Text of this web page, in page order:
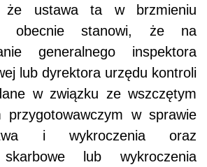
że ustawa ta w brzmieniu
obecnie stanowi, że na
generalnego inspektora
lub dyrektora urzędu kontroli
w związku ze wszczętym
przygotowawczym w sprawie
i wykroczenia oraz
skarbowe lub wykroczenia